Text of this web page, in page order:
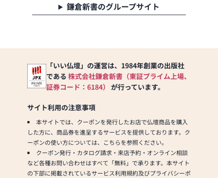
鎌倉新書のグループサイト
「いい仏壇」の運営は、1984年創業の出版社
である 株式会社鎌倉新書（東証プライム上場、
証券コード：6184） が行っています。
サイト利用の注意事項
本サイトでは、クーポンを発行したお店で仏壇商品を購入
した方に、商品券を進呈するサービスを提供しております。ク
ーポンの使い方については、こちらを参照ください。
クーポン発行・カタログ請求・来店予約・オンライン相談
など各種お問い合わせはすべて「無料」で承ります。本サイト
の下部に掲載されているサービス利用規約及びプライバシーポ